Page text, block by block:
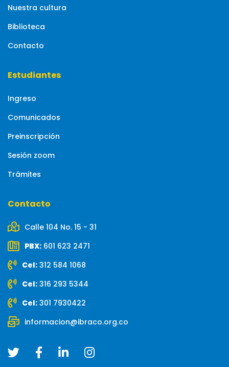
Nuestra cultura
Biblioteca
Contacto
Estudiantes
Ingreso
Comunicados
Preinscripción
Sesión zoom
Trámites
Contacto
Calle 104 No. 15 - 31
PBX: 601 623 2471
Cel: 312 584 1068
Cel: 316 293 5344
Cel: 301 7930422
informacion@ibraco.org.co